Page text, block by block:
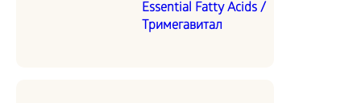
Essential Fatty Acids /
Тримегавитал